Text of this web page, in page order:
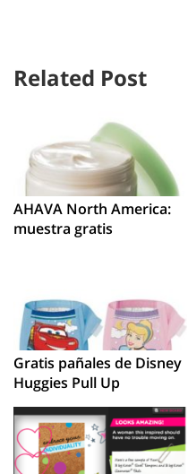
Related Post
AHAVA North America:
muestra gratis
Gratis pañales de Disney
Huggies Pull Up